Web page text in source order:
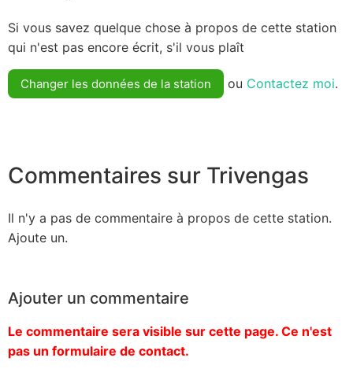
Si vous savez quelque chose à propos de cette station
qui n'est pas encore écrit, s'il vous plaît
Changer les données de la station ou Contactez moi.
Commentaires sur Trivengas
Il n'y a pas de commentaire à propos de cette station.
Ajoute un.
Ajouter un commentaire
Le commentaire sera visible sur cette page. Ce n'est
pas un formulaire de contact.